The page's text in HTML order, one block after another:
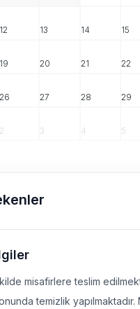
12 13 14 15
19 20 21 22
26 27 28 29
2 3 4 5
misafirlere teslim
temizlik